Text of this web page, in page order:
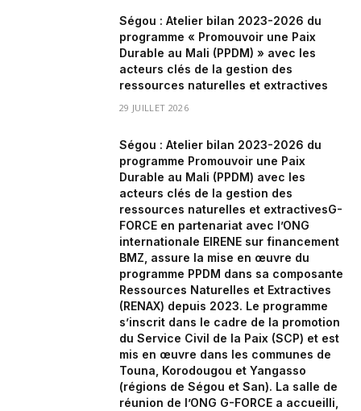
Ségou : Atelier bilan 2023-2026 du
programme « Promouvoir une Paix
Durable au Mali (PPDM) » avec les
acteurs clés de la gestion des
ressources naturelles et extractives
29 JUILLET 2026
Ségou : Atelier bilan 2023-2026 du
programme Promouvoir une Paix
Durable au Mali (PPDM) avec les
acteurs clés de la gestion des
ressources naturelles et extractivesG-
FORCE en partenariat avec l’ONG
internationale EIRENE sur financement
BMZ, assure la mise en œuvre du
programme PPDM dans sa composante
Ressources Naturelles et Extractives
(RENAX) depuis 2023. Le programme
s’inscrit dans le cadre de la promotion
du Service Civil de la Paix (SCP) et est
mis en œuvre dans les communes de
Touna, Korodougou et Yangasso
(régions de Ségou et San). La salle de
réunion de l’ONG G-FORCE a accueilli,